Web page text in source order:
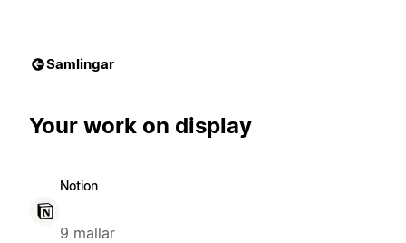
Samlingar
Your work on display
Notion
9 mallar